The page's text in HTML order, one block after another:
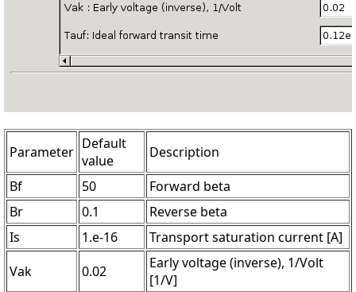
Parameter Default
value
Description
Bf
50
Forward beta
Br
0.1
Reverse beta
Is
1.e-16
Transport saturation current [A]
Vak
0.02
Early voltage (inverse), 1/Volt
[1/V]